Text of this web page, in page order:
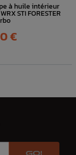
à huile intérieur
STI FORESTER
€